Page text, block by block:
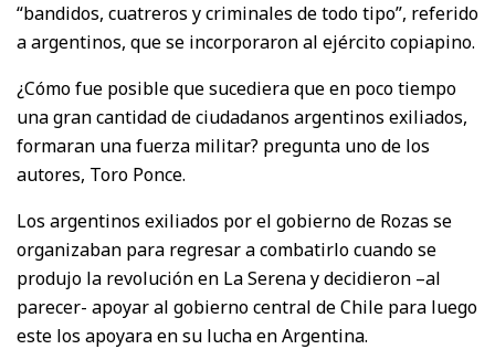
“bandidos, cuatreros y criminales de todo tipo”, referido
a argentinos, que se incorporaron al ejército copiapino.
¿Cómo fue posible que sucediera que en poco tiempo
una gran cantidad de ciudadanos argentinos exiliados,
formaran una fuerza militar? pregunta uno de los
autores, Toro Ponce.
Los argentinos exiliados por el gobierno de Rozas se
organizaban para regresar a combatirlo cuando se
produjo la revolución en La Serena y decidieron –al
parecer- apoyar al gobierno central de Chile para luego
este los apoyara en su lucha en Argentina.